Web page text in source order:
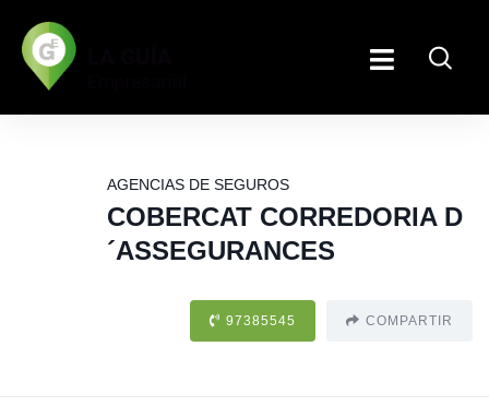
AGENCIAS DE SEGUROS
COBERCAT CORREDORIA D
´ASSEGURANCES
97385545 COMPARTIR